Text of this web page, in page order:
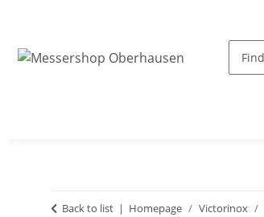
Back to list Homepage Victorinox